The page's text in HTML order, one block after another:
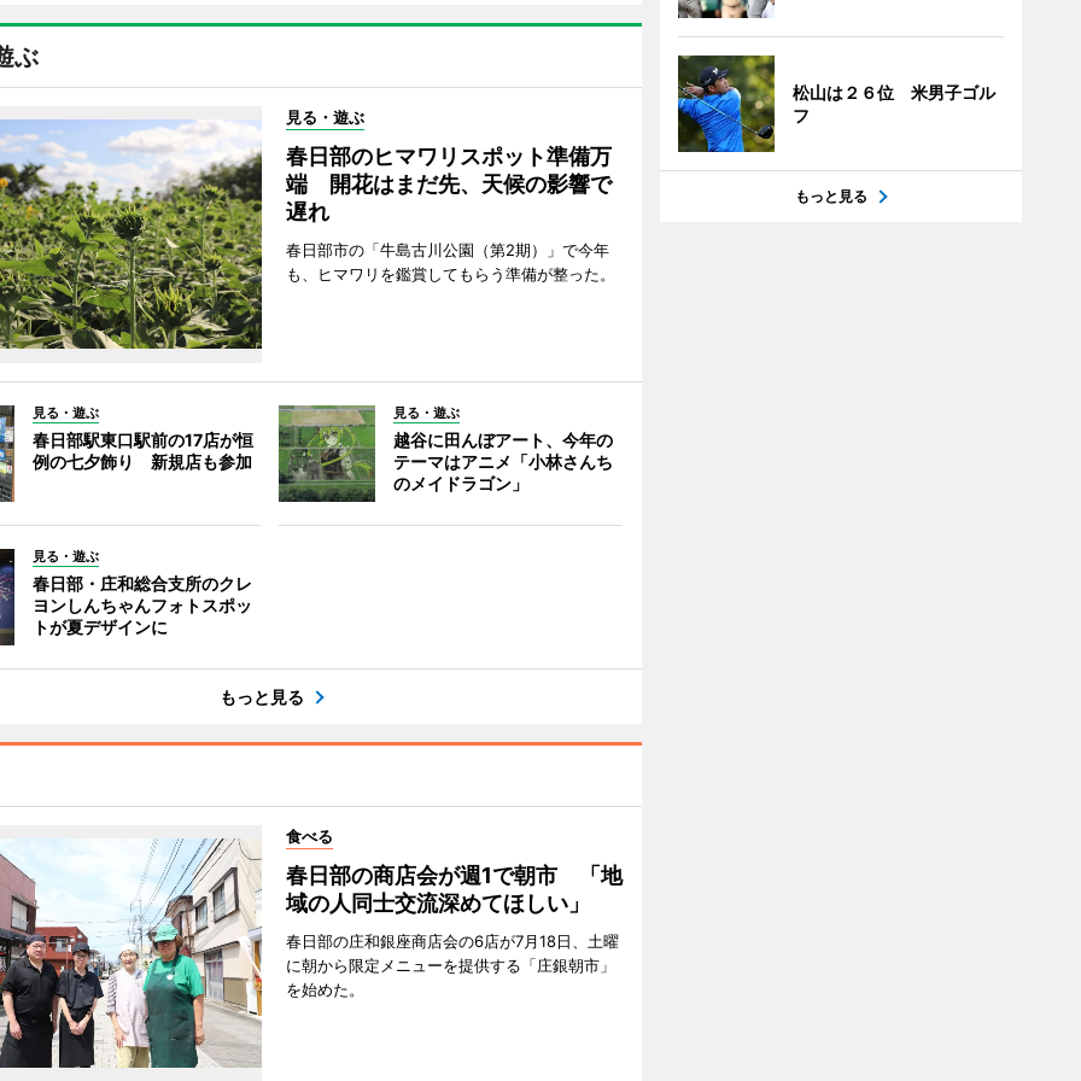
ぶ
見る・遊ぶ
春日部のヒマワリスポット準備万
端 開花はまだ先、天候の影響で
遅れ
春日部市の「牛島古川公園（第2期）」で今年
も、ヒマワリを鑑賞してもらう準備が整った。
見る・遊ぶ
春日部駅東口駅前の17店が恒
例の七夕飾り 新規店も参加
見る・遊ぶ
越谷に田んぼアート、今年の
テーマはアニメ「小林さんち
のメイドラゴン」
見る・遊ぶ
春日部・庄和総合支所のクレ
ヨンしんちゃんフォトスポッ
トが夏デザインに
もっと見る
食べる
春日部の商店会が週1で朝市 「地
域の人同士交流深めてほしい」
春日部の庄和銀座商店会の6店が7月18日、土曜
に朝から限定メニューを提供する「庄銀朝市」
を始めた。
松山は２６位 米男子ゴル
フ
もっと見る